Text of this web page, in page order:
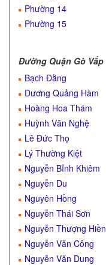
Phường 14
Phường 15
Đường Quận Gò Vấp
Bạch Đằng
Dương Quảng Hàm
Hoàng Hoa Thám
Huỳnh Văn Nghệ
Lê Đức Thọ
Lý Thường Kiệt
Nguyễn Bỉnh Khiêm
Nguyễn Du
Nguyên Hồng
Nguyễn Thái Sơn
Nguyễn Thượng Hiền
Nguyễn Văn Công
Nguyễn Văn Dung